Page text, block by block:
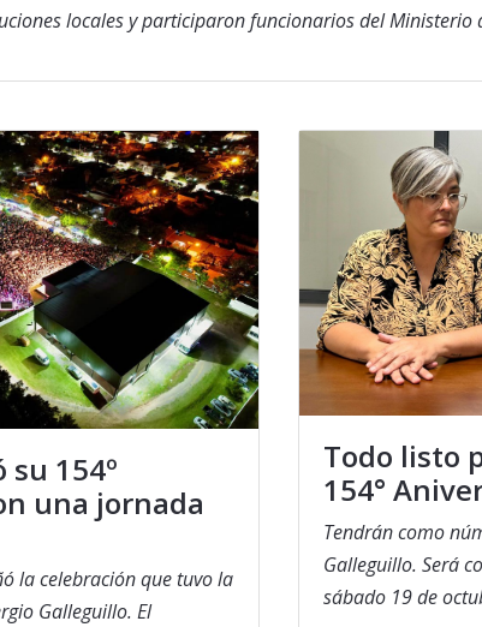
locales y participaron funcionarios del Ministerio
154º
una jornada
la celebración que tuvo la
Galleguillo. El
Todo listo
154°
Tendrán como
Galleguillo. Será
sábado 19 de